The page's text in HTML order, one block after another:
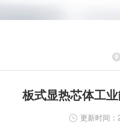
板式显热芯体工
更新时间